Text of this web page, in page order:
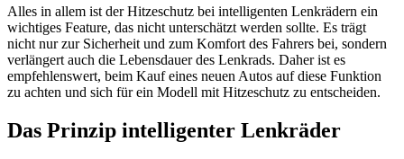
Alles in allem ist der Hitzeschutz bei intelligenten Lenkrädern ein
wichtiges Feature, das nicht unterschätzt werden sollte. Es trägt
nicht nur zur Sicherheit und zum Komfort des Fahrers bei, sondern
verlängert auch die Lebensdauer des Lenkrads. Daher ist es
empfehlenswert, beim Kauf eines neuen Autos auf diese Funktion
zu achten und sich für ein Modell mit Hitzeschutz zu entscheiden.
Das Prinzip intelligenter Lenkräder